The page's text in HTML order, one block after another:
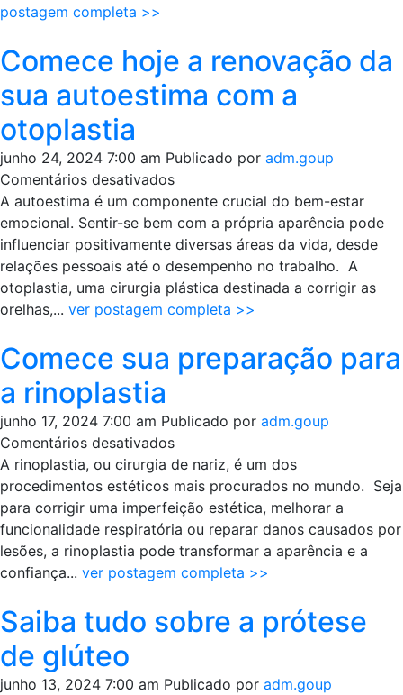
postagem completa >>
Comece hoje a renovação da
sua autoestima com a
otoplastia
junho 24, 2024 7:00 am Publicado por adm.goup
Comentários desativadosem
Comece
hoje
a
renovação
da
sua
com
a
A autoestima é um componente crucial do bem-estar
emocional. Sentir-se bem com a própria aparência pode
influenciar positivamente diversas áreas da vida, desde
relações pessoais até o desempenho no trabalho. A
otoplastia, uma cirurgia plástica destinada a corrigir as
orelhas,... ver postagem completa >>
Comece sua preparação para
a rinoplastia
junho 17, 2024 7:00 am Publicado por adm.goup
Comentários desativadosem
Comece
sua
preparação
para
a
rinoplastia
A rinoplastia, ou cirurgia de nariz, é um dos
procedimentos estéticos mais procurados no mundo. Seja
para corrigir uma imperfeição estética, melhorar a
funcionalidade respiratória ou reparar danos causados por
lesões, a rinoplastia pode transformar a aparência e a
confiança... ver postagem completa >>
Saiba tudo sobre a prótese
de glúteo
junho 13, 2024 7:00 am Publicado por adm.goup